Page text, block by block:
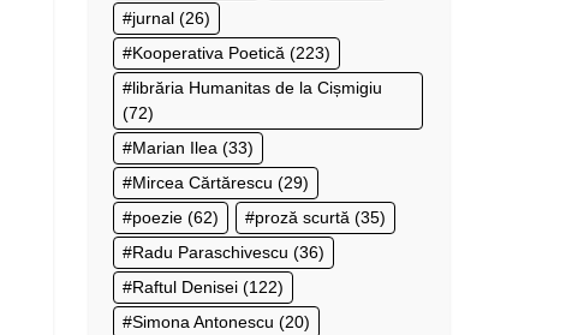
jurnal (26)
Kooperativa Poetică (223)
librăria Humanitas de la Cișmigiu
(72)
Marian Ilea (33)
Mircea Cărtărescu (29)
poezie (62) proză scurtă (35)
Radu Paraschivescu (36)
Raftul Denisei (122)
Simona Antonescu (20)